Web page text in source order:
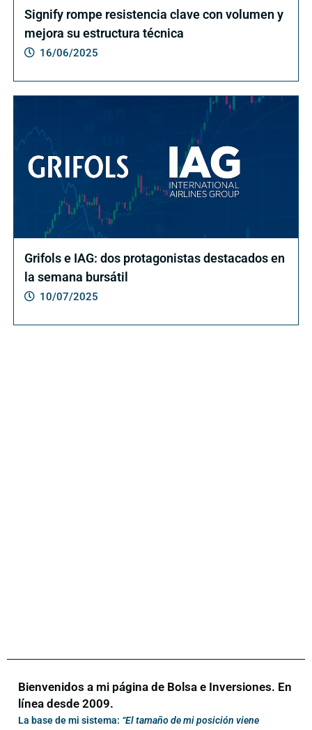
Signify rompe resistencia clave con volumen y
mejora su estructura técnica
16/06/2025
Grifols e IAG: dos protagonistas destacados en
la semana bursátil
10/07/2025
Bienvenidos a mi página de Bolsa e Inversiones. En
línea desde 2009.
La base de mi sistema: “El tamaño de mi posición viene